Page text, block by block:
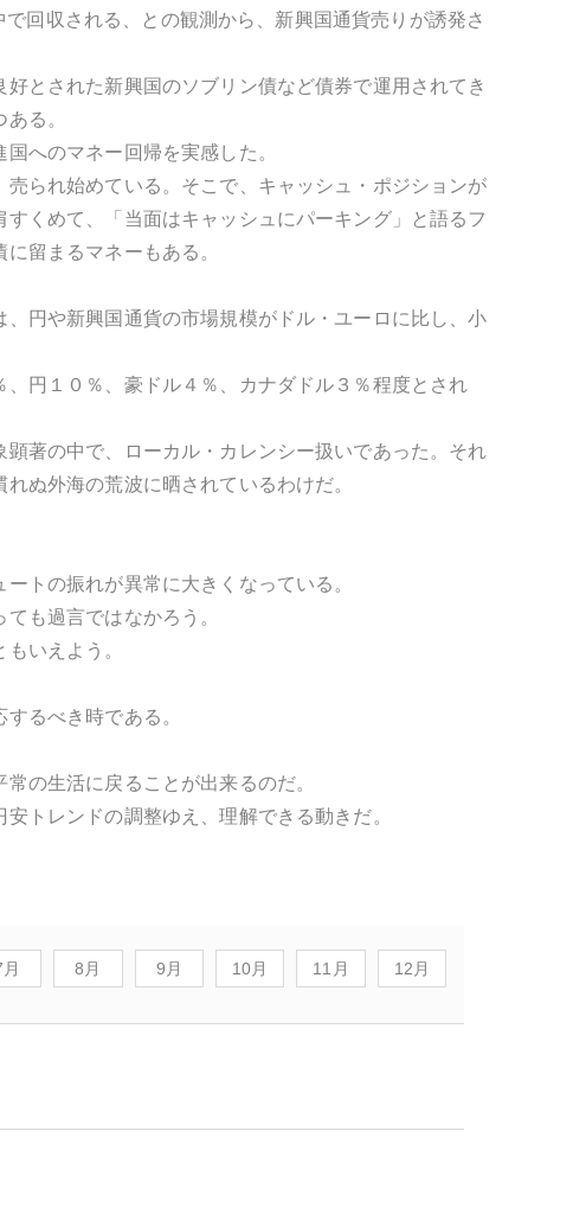
回収される、との観測から、新興国通貨売りが誘発さ
とされた新興国のソブリン債など債券で運用されてき
る。
へのマネー回帰を実感した。
られ始めている。そこで、キャッシュ・ポジションが
くめて、「当面はキャッシュにパーキング」と語るフ
留まるマネーもある。
円や新興国通貨の市場規模がドル・ユーロに比し、小
円１０％、豪ドル４％、カナダドル３％程度とされ
著の中で、ローカル・カレンシー扱いであった。それ
ぬ外海の荒波に晒されているわけだ。
トの振れが異常に大きくなっている。
も過言ではなかろう。
いえよう。
るべき時である。
の生活に戻ることが出来るのだ。
トレンドの調整ゆえ、理解できる動きだ。
8月 9月 10月 11月 12月